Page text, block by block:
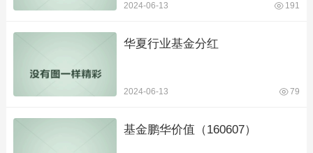
2024-06-13 191
华夏行业基金分红
2024-06-13 79
基金鹏华价值（160607）